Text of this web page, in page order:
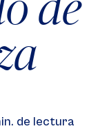
de lectura